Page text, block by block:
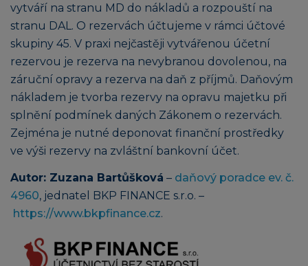
vytváří na stranu MD do nákladů a rozpouští na
stranu DAL. O rezervách účtujeme v rámci účtové
skupiny 45. V praxi nejčastěji vytvářenou účetní
rezervou je rezerva na nevybranou dovolenou, na
záruční opravy a rezerva na daň z příjmů. Daňovým
nákladem je tvorba rezervy na opravu majetku při
splnění podmínek daných Zákonem o rezervách.
Zejména je nutné deponovat finanční prostředky
ve výši rezervy na zvláštní bankovní účet.
Autor: Zuzana Bartůšková – daňový poradce ev. č.
4960, jednatel BKP FINANCE s.r.o. –
https://www.bkpfinance.cz.